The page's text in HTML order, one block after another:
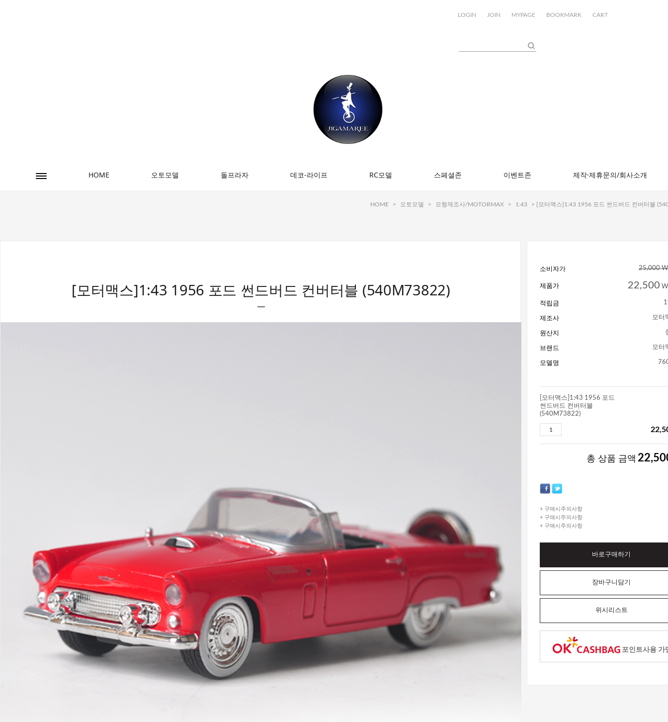
LOGIN JOIN MYPAGE BOOKMARK CART
HOME 오토모델 돌프라자 데코-라이프 RC모델 스페셜존 이벤트존 제작·제휴문의/회사소개
HOME > 오토모델 > 모형제조사/MOTORMAX > 1:43 > [모터맥스]1:43 1956 포드 썬드버드 컨버터블
[모터맥스]1:43 1956 포드 썬드버드 컨버터블 (540M73822)
소비자가 25,000
제품가 22,500
적립금
제조사 모터
원산지
브랜드 모터
모델명
[모터맥스]1:43 1956 포드
썬드버드 컨버터블
(540M73822)
총 상품 금액
+ 구매시주의사항
+ 구매시주의사항
+ 구매시주의사항
바로구매하기
장바구니담기
위시리스트
포인트사용 가